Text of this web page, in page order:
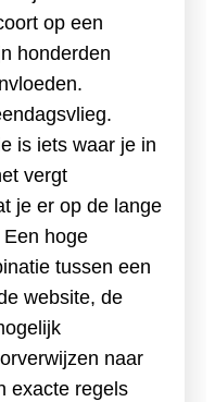
op een
honderden
is iets waar je in
vergt
je er op de lange
hoge
tussen een
website, de
naar
exacte regels